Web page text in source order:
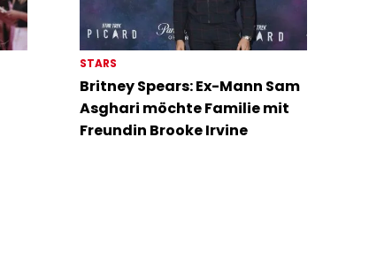
STARS
Britney Spears: Ex-Mann Sam
Asghari möchte Familie mit
Freundin Brooke Irvine